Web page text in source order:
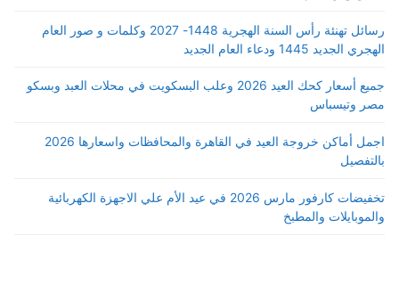
رسائل تهنئة رأس السنة الهجرية 1448- 2027 وكلمات و صور العام
الهجري الجديد 1445 ودعاء العام الجديد
جميع أسعار كحك العيد 2026 وعلب البسكويت في محلات العبد وبسكو
مصر وتيسباس
اجمل أماكن خروجة العيد في القاهرة والمحافظات واسعارها 2026
بالتفصيل
تخفيضات كارفور مارس 2026 في عيد الأم علي الاجهزة الكهربائية
والموبايلات والمطبخ